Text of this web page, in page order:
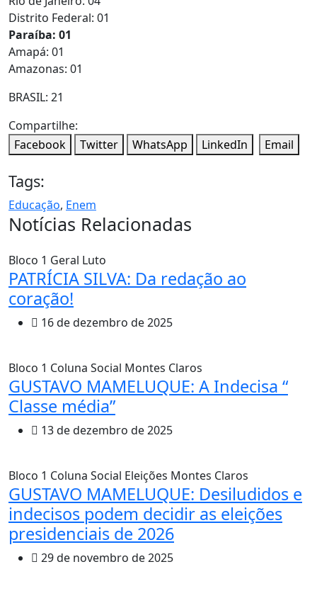
Distrito Federal: 01
Paraíba: 01
Amapá: 01
Amazonas: 01
BRASIL: 21
Compartilhe:
Facebook
Twitter WhatsApp LinkedIn Email
Tags:
Educação, Enem
Notícias Relacionadas
Bloco 1 Geral Luto
PATRÍCIA SILVA: Da redação ao
coração!
16 de dezembro de 2025
Bloco 1 Coluna Social Montes Claros
GUSTAVO MAMELUQUE: A Indecisa “
Classe média”
13 de dezembro de 2025
Bloco 1 Coluna Social Eleições Montes Claros
GUSTAVO MAMELUQUE: Desiludidos e
indecisos podem decidir as eleições
presidenciais de 2026
29 de novembro de 2025